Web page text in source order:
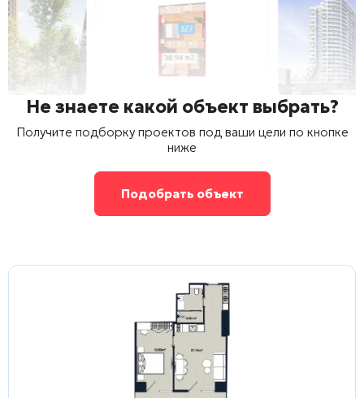
Не знаете какой объект выбрать?
Получите подборку проектов под ваши цели по кнопке
ниже
Подобрать объект